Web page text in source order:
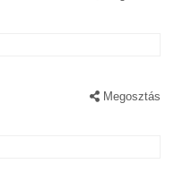
Megosztás